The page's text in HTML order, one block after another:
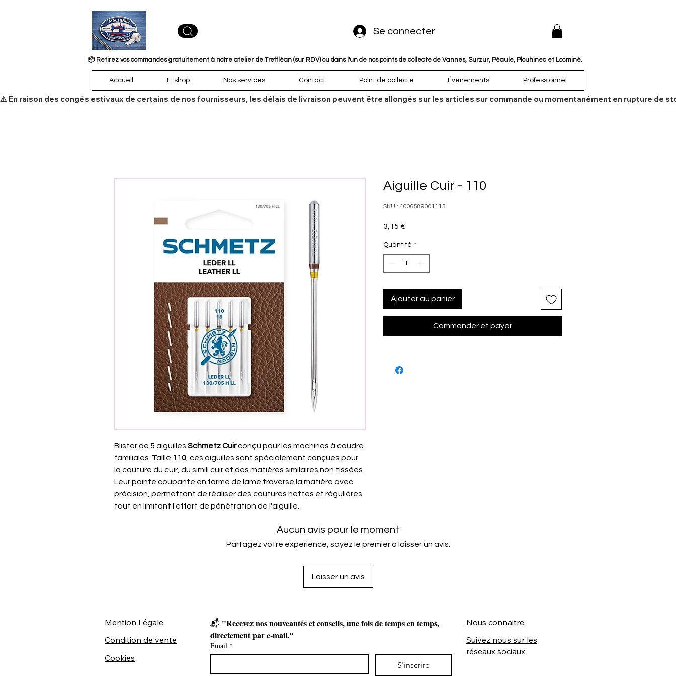
Se connecter
📦 Retirez vos commandes gratuitement à notre atelier de Treffléan (sur RDV) ou dans l'un de nos points de collecte de Vannes, Surzur, Péaule, Plouhinec et Locminé.
Accueil E-shop Nos services Contact Point de collecte Évenements Professionnel
​⚠️ En raison des congés estivaux de certains de nos fournisseurs, les délais de livraison peuvent être allongés sur les articles sur commande ou momentanément en rupture de
Blister de 5 aiguilles Schmetz Cuirconçu pour les machines à coudre
familiales. Taille 110 , ces aiguilles sont spécialement conçues pour
la couture du cuir, du simili cuir et des matières similaires non tissées.
Leur pointe coupante en forme de lame traverse la matière avec
précision, permettant de réaliser des coutures nettes et régulières
tout en limitant l'effort de pénétration de l'aiguille.
Aiguille Cuir - 110
SKU : 4006589001113
3,15 €
Quantité *
Ajouter au panier
Commander et payer
Aucun avis pour le moment
Partagez votre expérience, soyez le premier à laisser un avis.
Laisser un avis
Mention Légale
Condition de vente
Cookies
📬 "Recevez nos nouveautés et conseils, une fois de temps en temps,
directement par e-mail."
Email *
S'inscrire
Nous connaitre
Suivez nous sur les
réseaux sociaux